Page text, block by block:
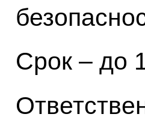
Срок – до